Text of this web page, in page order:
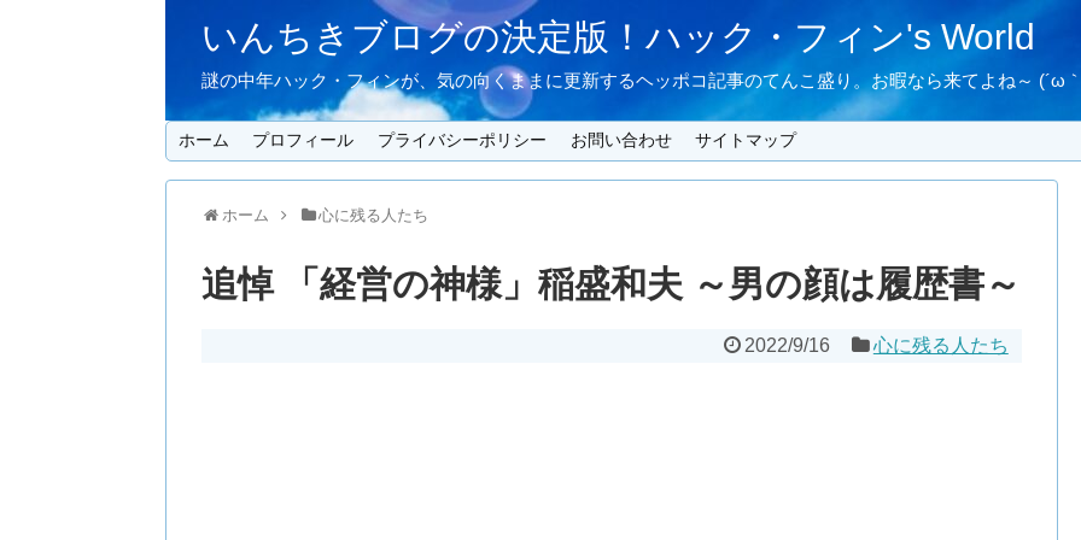
いんちきブログの決定版！ハック・フィン's World
謎の中年ハック・フィンが、気の向くままに更新するヘッポコ記事のてんこ盛り。お暇なら来てよね～ (´ω
ホーム プロフィール プライバシーポリシー お問い合わせ サイトマップ
ホーム 心に残る人たち
追悼 「経営の神様」稲盛和夫 ～男の顔は履歴書～
2022/9/16 心に残る人たち